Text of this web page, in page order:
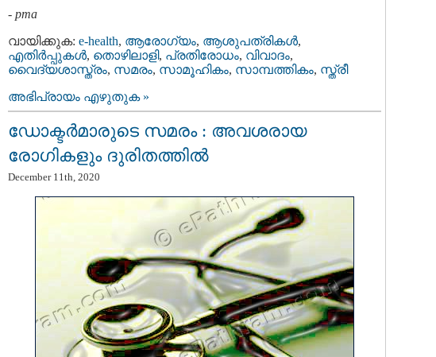
- pma
വായിക്കുക: e-health, ആരോഗ്യം, ആശുപത്രികള്‍,
എതിര്‍പ്പുകള്‍, തൊഴിലാളി, പ്രതിരോധം, വിവാദം,
വൈദ്യശാസ്ത്രം, സമരം, സാമൂഹികം, സാമ്പത്തികം, സ്ത്രീ
അഭിപ്രായം എഴുതുക »
ഡോക്ടര്‍മാരുടെ സമരം : അവശരായ
രോഗികളും ദുരിതത്തില്‍
December 11th, 2020